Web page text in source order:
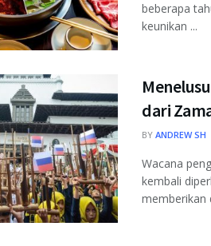
beberapa
keunikan ...
dari
BY ANDREW SH
Wacana
kembali
memberikan